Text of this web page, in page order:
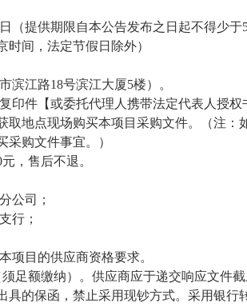
（提供期限自本公告发布之日起不得少
时间，法定节假日除外）
滨江路18号滨江大厦5楼）。
印件【或委托代理人携带法定代表人授
地点现场购买本项目采购文件。（注：
购文件事宜。）
，售后不退。
公司；
行；
项目的供应商资格要求。
足额缴纳）。供应商应于递交响应文件
具的保函，禁止采用现钞方式。采用银行